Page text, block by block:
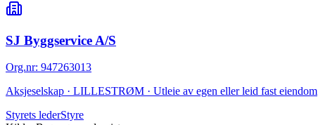
SJ Byggservice A/S
Org.nr: 947263013
Aksjeselskap · LILLESTRØM · Utleie av egen eller leid fast eiendom
Styrets lederStyre